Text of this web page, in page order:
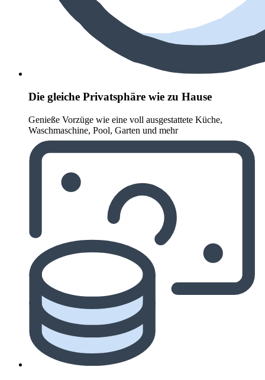
Die gleiche Privatsphäre wie zu Hause
Genieße Vorzüge wie eine voll ausgestattete Küche,
Waschmaschine, Pool, Garten und mehr